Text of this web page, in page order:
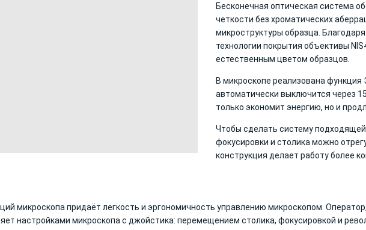
Бесконечная оптическая система
четкости без хроматических
микроструктуры образца.
технологии покрытия объективы
естественным цветом образцов.
В микроскопе реализована
автоматически выключится через
только экономит энергию, но и
Чтобы сделать систему
фокусировки и столика можно
конструкция делает работу более
микроскопа придаёт легкость и эргономичность управлению микроскопом.
настройками микроскопа с джойстика: перемещением столика, фокусировкой и